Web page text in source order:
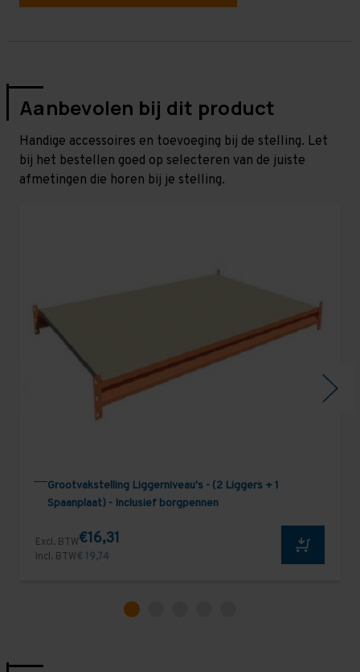
Aanbevolen bij dit product
Handige accessoires en toevoeging bij de stelling. Let
bij het bestellen goed op selecteren van de juiste
afmetingen die horen bij je stelling.
Grootvakstelling Liggerniveau's - (2 Liggers + 1
Spaanplaat) - Inclusief borgpennen
Excl. BTW€16,31
Incl. BTW€ 19,74